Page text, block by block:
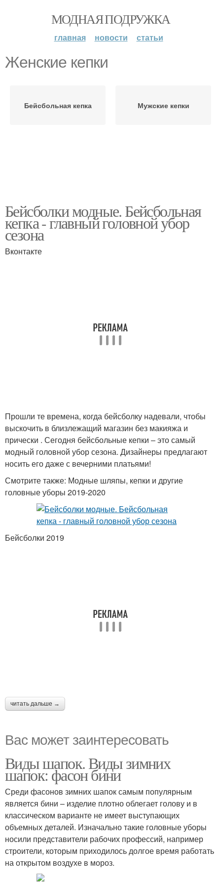
МОДНАЯ ПОДРУЖКА
главная новости статьи
Женские кепки
Бейсбольная кепка Мужские кепки
Бейсболки модные. Бейсбольная
кепка - главный головной убор
сезона
Вконтакте
Прошли те времена, когда бейсболку надевали, чтобы
выскочить в близлежащий магазин без макияжа и
прически . Сегодня бейсбольные кепки – это самый
модный головной убор сезона. Дизайнеры предлагают
носить его даже с вечерними платьями!
Смотрите также: Модные шляпы, кепки и другие
головные уборы 2019-2020
Бейсболки 2019
читать дальше →
Вас может заинтересовать
Виды шапок. Виды зимних
шапок: фасон бини
Среди фасонов зимних шапок самым популярным
является бини – изделие плотно облегает голову и в
классическом варианте не имеет выступающих
объемных деталей. Изначально такие головные уборы
носили представители рабочих профессий, например
строители, которым приходилось долгое время работать
на открытом воздухе в мороз.